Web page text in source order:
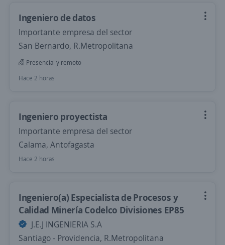
Ingeniero de datos
Importante empresa del sector
San Bernardo, R.Metropolitana
Presencial y remoto
Hace 2 horas
Ingeniero proyectista
Importante empresa del sector
Calama, Antofagasta
Hace 2 horas
Ingeniero(a) Especialista de Procesos y
Calidad Minería Codelco Divisiones EP85
J.E.J INGENIERIA S.A
Santiago - Providencia, R.Metropolitana